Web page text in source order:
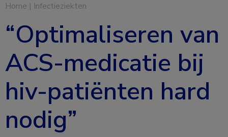
Home | Infectieziekten
“Optimaliseren van
ACS-medicatie bij
hiv-patiënten hard
nodig”